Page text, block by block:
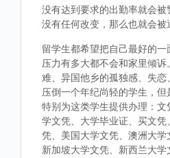
没有达到要求的出勤率就会
没有任何改变，那么也就会被
留学生都希望把自己最好的
压力有多大都不会和家里倾
难、异国他乡的孤独感、失
压倒一个年纪尚轻的学生，
特别为这类学生提供办理：
学文凭、大学毕业证、买文
凭、美国大学文凭、澳洲大学
新加坡大学文凭、新西兰大